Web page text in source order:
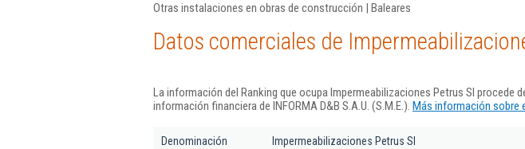
Otras instalaciones en obras de construcción | Baleares
Datos comerciales de
La información del Ranking que ocupa Impermeabilizaciones Petrus Sl procede
información financiera de INFORMA D&B S.A.U. (S.M.E.). Más información sobre
Denominación Impermeabilizaciones Petrus Sl